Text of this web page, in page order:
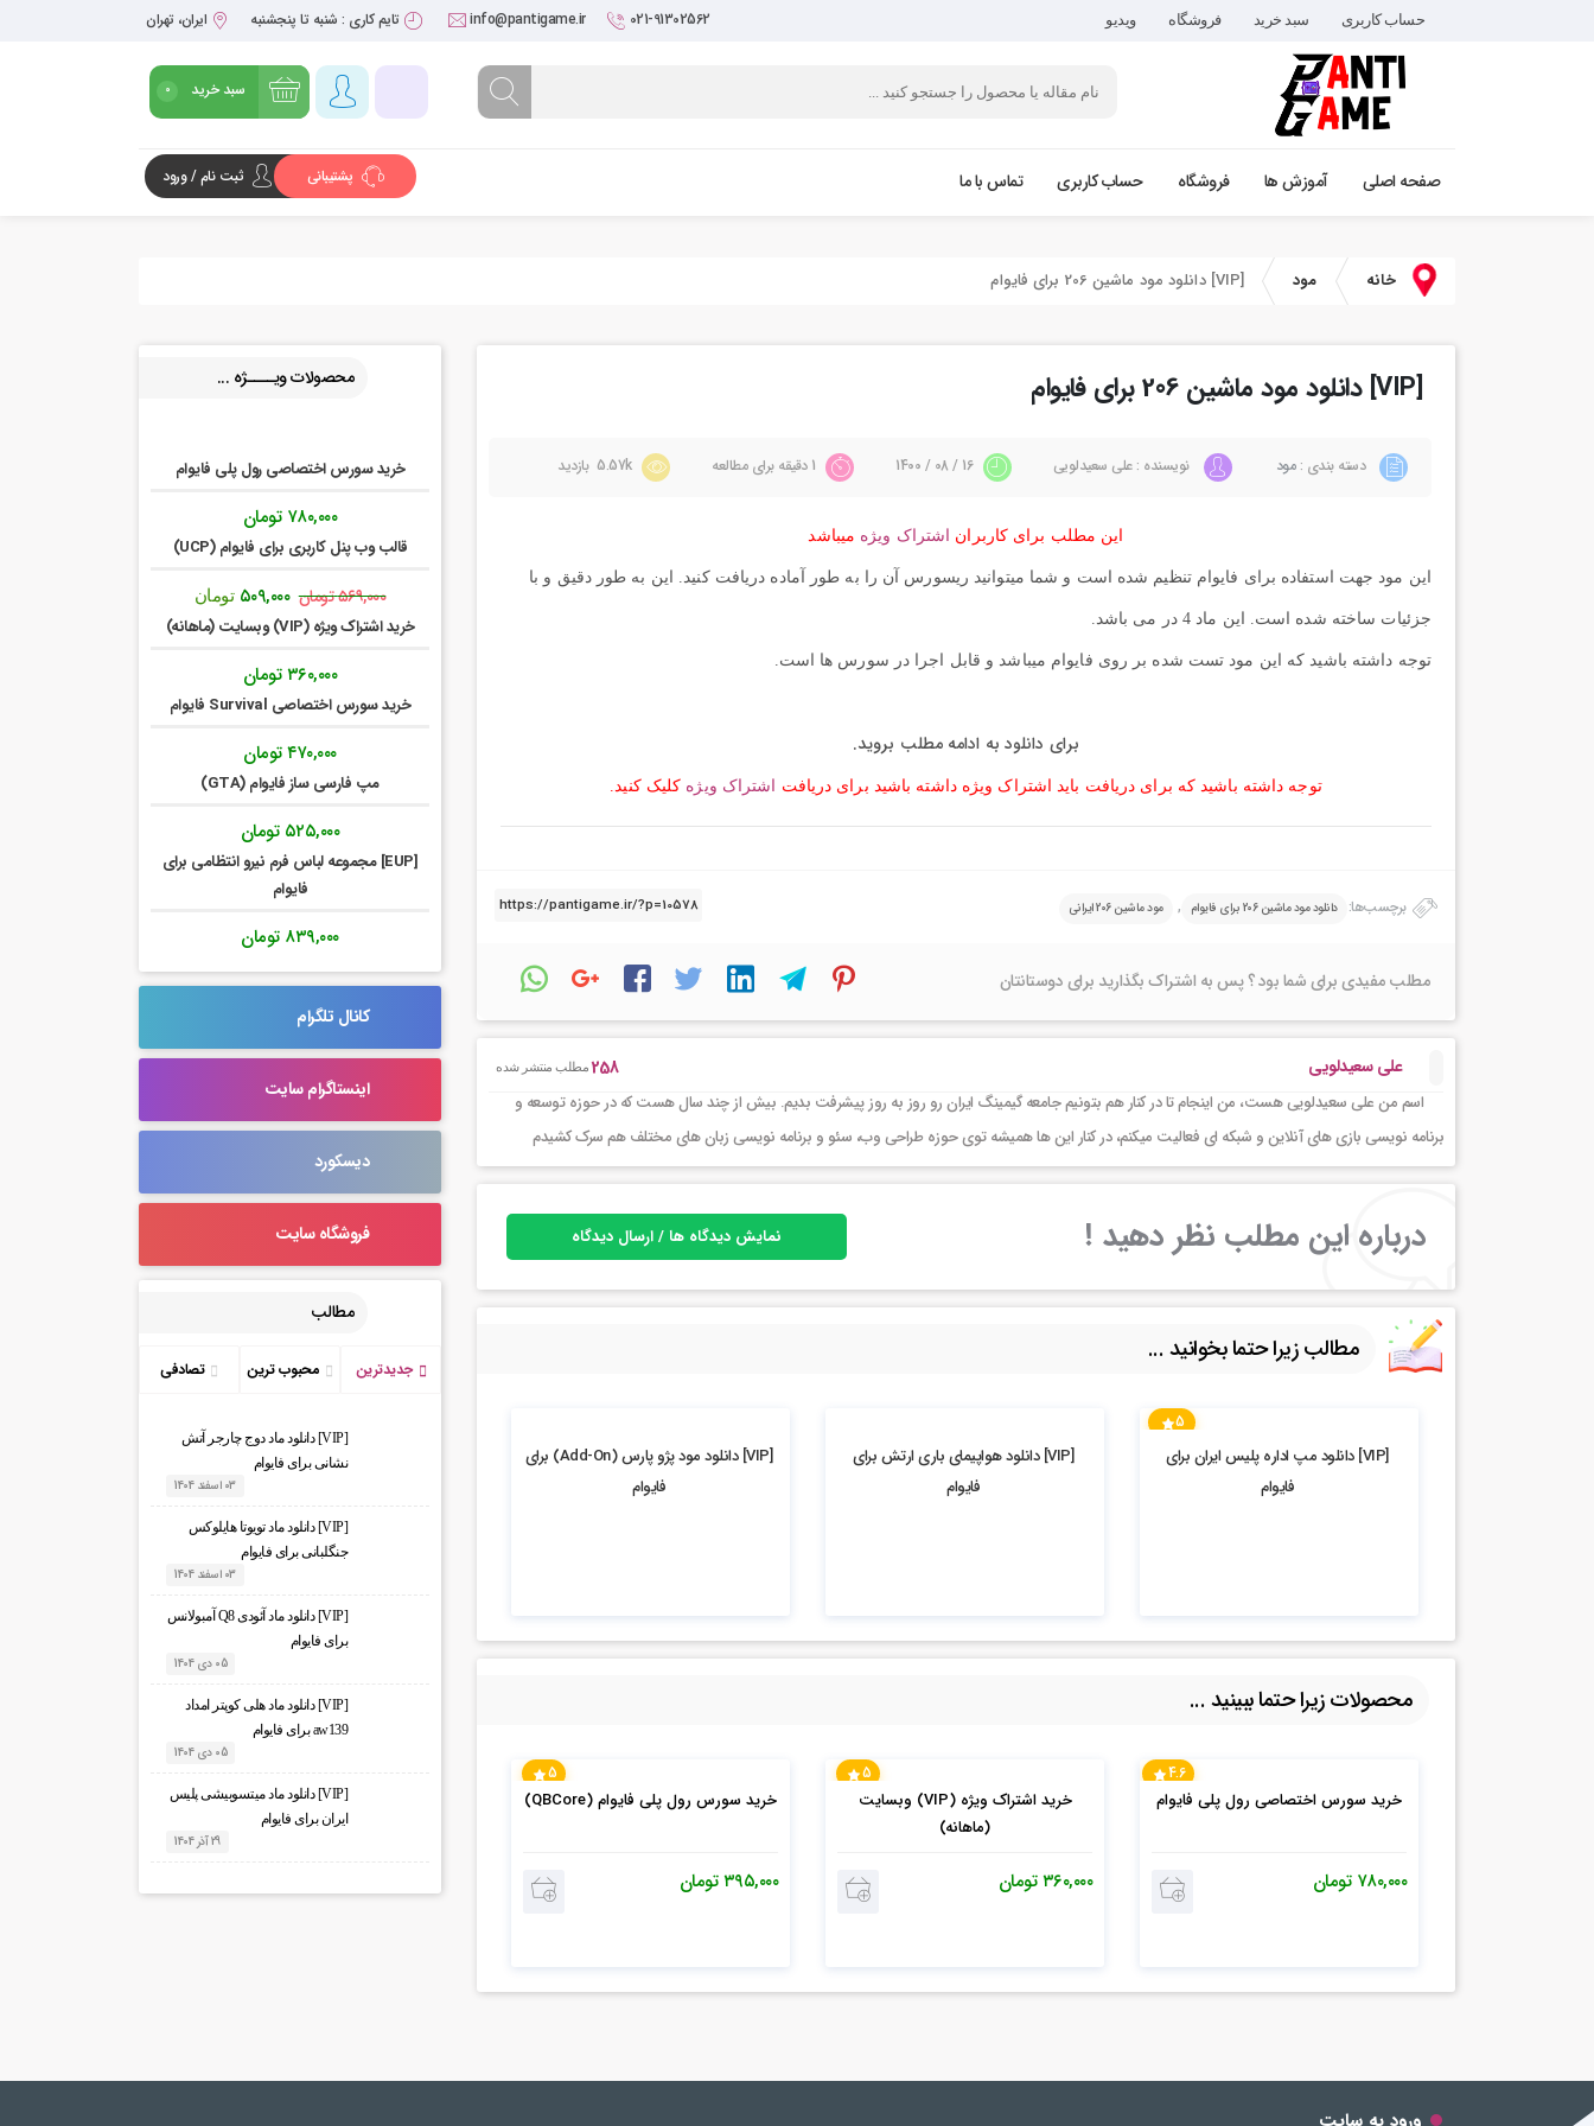
حساب کاربری سبد خرید فروشگاه ویدیو 021-91302562
info@pantigame.ir تایم کاری : شنبه تا پنجشنبه ایران، تهران
سبد خرید 0
صفحه اصلی آموزش ها فروشگاه حساب کاربری تماس با ما پشتیبانی ثبت نام / ورود
خانه مود [VIP] دانلود مود ماشین 206 برای فایوام
[VIP] دانلود مود ماشین 206 برای فایوام
دسته بندی :مود نویسنده : علی سعیدلویی 16 / 08 / 1400 5.57k بازدید
این مطلب برای کاربران اشتراک ویژه میباشد
این مود جهت استفاده برای فایوام تنظیم شده است و شما میتوانید ریسورس آن را به طور آماده دریافت کنید. این به طور دقیق و با
جزئیات ساخته شده است. این ماد 4 در می باشد.
توجه داشته باشید که این مود تست شده بر روی فایوام میباشد و قابل اجرا در سورس ها است.
برای دانلود به ادامه مطلب بروید.
توجه داشته باشید که برای دریافت باید اشتراک ویژه داشته باشید برای دریافت اشتراک ویژه کلیک کنید.
برچسب‌ها: دانلود مود ماشین 206 برای فایوام , مود ماشین 206 ایرانی
مطلب مفیدی برای شما بود ؟ پس به اشتراک بگذارید برای دوستانتان
علی سعیدلویی 258مطلب منتشر شده
اسم من علی سعیدلویی هست، من اینجام تا در کنار هم بتونیم جامعه گیمینگ ایران رو روز به روز پیشرفت بدیم. بیش از چند سال هست که در حوزه توسعه و
برنامه نویسی بازی های آنلاین و شبکه ای فعالیت میکنم، در کنار این ها همیشه توی حوزه طراحی وب، سئو و برنامه نویسی زبان های مختلف هم سرک کشیدم
درباره این مطلب نظر دهید ! نمایش دیدگاه ها / ارسال دیدگاه
مطالب زیرا حتما بخوانید ...
5
5.92k بازدید
[VIP] دانلود مپ اداره پلیس ایران برای
فایوام
2.93k بازدید
[VIP] دانلود هواپیمای باری ارتش برای
فایوام
2.34k بازدید
[VIP] دانلود مود پژو پارس (Add-On) برای
فایوام
محصولات زیرا حتما ببینید ...
4.6
خرید سورس اختصاصی رول پلی فایوام
۷۸۰,۰۰۰ تومان
5
خرید اشتراک ویژه (VIP) وبسایت
(ماهانه)
۳۶۰,۰۰۰ تومان
5
خرید سورس رول پلی فایوام (QBCore)
۳۹۵,۰۰۰ تومان
محصولات ویــــژه ...
خرید سورس اختصاصی رول پلی فایوام
۷۸۰,۰۰۰ تومان
قالب وب پنل کاربری برای فایوام (UCP)
۵۶۹,۰۰۰تومان قیمت
۵۶۹,۰۰۰ تومان
۵۰۹,۰۰۰ تومان
۵۰۹,۰۰۰ تومان.
خرید اشتراک ویژه (VIP) وبسایت (ماهانه)
۳۶۰,۰۰۰تومان
خرید سورس اختصاصی Survival فایوام
۴۷۰,۰۰۰تومان
مپ فارسی ساز فایوام (GTA)
۵۲۵,۰۰۰ تومان
[EUP] مجموعه لباس فرم نیرو انتظامی برای
فایوام
۸۳۹,۰۰۰ تومان
کانال تلگرام
اینستاگرام سایت
دیسکورد
فروشگاه سایت
مطالب
جدیدترین محبوب ترین تصادفی
[VIP] دانلود ماد دوج چارجر آتش
نشانی برای فایوام
03 اسفند 1404
[VIP] دانلود ماد تویوتا هایلوکس
جنگلبانی برای فایوام
03 اسفند 1404
[VIP] دانلود ماد آئودی Q8 آمبولانس
برای فایوام
05 دی 1404
[VIP] دانلود ماد هلی کوپتر امداد
aw139 برای فایوام
05 دی 1404
[VIP] دانلود ماد میتسوبیشی پلیس
ایران برای فایوام
29 آذر 1404